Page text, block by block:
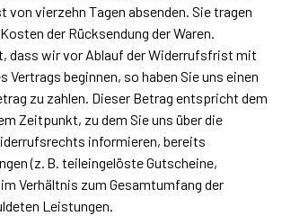
von vierzehn Tagen absenden. Sie tragen
der Rücksendung der Waren.
dass wir vor Ablauf der Widerrufsfrist mit
Vertrags beginnen, so haben Sie uns einen
zu zahlen. Dieser Betrag entspricht dem
Zeitpunkt, zu dem Sie uns über die
informieren, bereits
(z. B. teileingelöste Gutscheine,
Verhältnis zum Gesamtumfang der
Leistungen.